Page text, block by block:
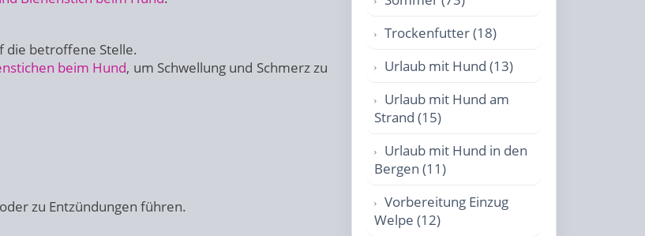
die betroffene Stelle.
beim Hund, um Schwellung und Schmerz zu
zu Entzündungen führen.
Trockenfutter (18)
Urlaub mit Hund (13)
Urlaub mit Hund am
Strand (15)
Urlaub mit Hund in den
Bergen (11)
Vorbereitung Einzug
Welpe (12)